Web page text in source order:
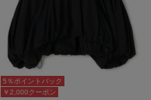
￥2,000クーポン
5％ポイントバック